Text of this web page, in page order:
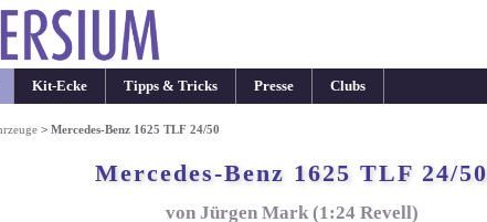
Kit-Ecke Tipps & Tricks Presse Clubs
> Mercedes-Benz 1625 TLF 24/50
Mercedes-Benz 1625 TLF 24/50
von Jürgen Mark (1:24 Revell)